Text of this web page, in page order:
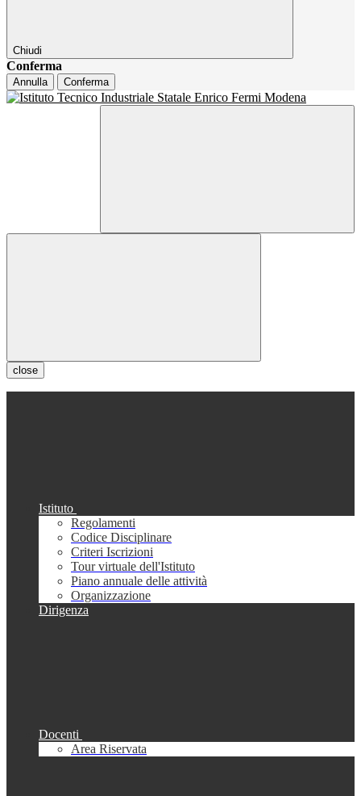
Chiudi
Conferma
Annulla Conferma
close
Istituto
Regolamenti
Codice Disciplinare
Criteri Iscrizioni
Tour virtuale dell'Istituto
Piano annuale delle attività
Organizzazione
Dirigenza
Docenti
Area Riservata